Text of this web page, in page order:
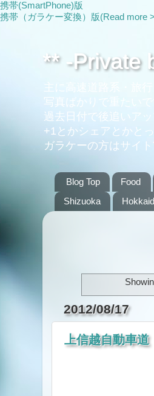
携帯(SmartPhone)版
携帯（ガラケー変換）版(Read more
** -Private
主に高速道路系・旅
写真ばかりで重たいで
過去日付で後追いア
+1とかシェアとかと
ガラケーの方はサイ
Blog Top Food
Shizuoka
2012/08/17
上信越自動車